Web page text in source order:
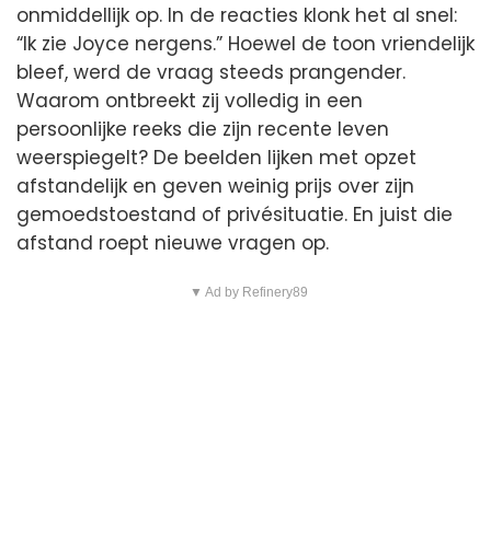
onmiddellijk op. In de reacties klonk het al snel:
“Ik zie Joyce nergens.” Hoewel de toon vriendelijk
bleef, werd de vraag steeds prangender.
Waarom ontbreekt zij volledig in een
persoonlijke reeks die zijn recente leven
weerspiegelt? De beelden lijken met opzet
afstandelijk en geven weinig prijs over zijn
gemoedstoestand of privésituatie. En juist die
afstand roept nieuwe vragen op.
▼ Ad by Refinery89